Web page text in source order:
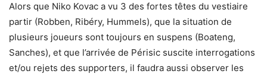
Alors que Niko Kovac a vu 3 des fortes têtes du vestiaire
partir (Robben, Ribéry, Hummels), que la situation de
plusieurs joueurs sont toujours en suspens (Boateng,
Sanches), et que l’arrivée de Périsic suscite interrogations
et/ou rejets des supporters, il faudra aussi observer les